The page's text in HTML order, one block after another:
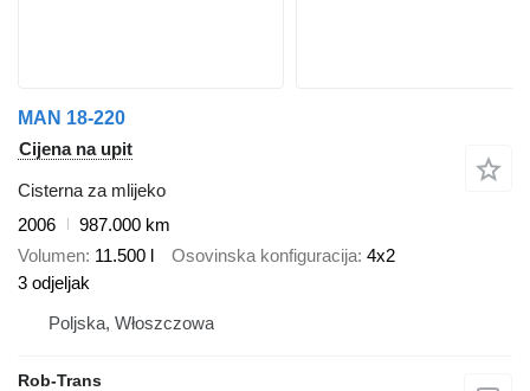
MAN 18-220
Cijena na upit
Cisterna za mlijeko
2006
987.000 km
Volumen 11.500 l Osovinska konfiguracija 4x2
3 odjeljak
Poljska, Włoszczowa
Rob-Trans